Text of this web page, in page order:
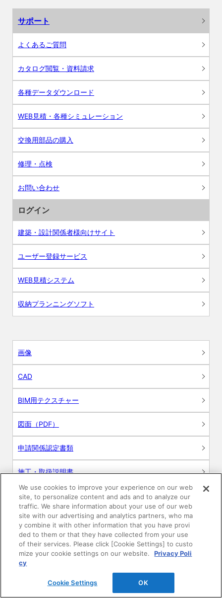
サポート
よくあるご質問
カタログ閲覧・資料請求
各種データダウンロード
WEB見積・各種シミュレーション
交換用部品の購入
修理・点検
お問い合わせ
ログイン
建築・設計関係者様向けサイト
ユーザー登録サービス
WEB見積システム
収納プランニングソフト
画像
CAD
BIM用テクスチャー
図面（PDF）
申請関係認定書類
施工・取扱説明書
動画
シミュレーションツール
24時間換気システム〈エアスマート〉
簡易設計見積ソフト
R&Dセンター環境測定・分析サービス
We use cookies to improve your experience on our web
site, to personalize content and ads and to analyze our
traffic. We share information about your use of our web
site with our advertising and analytics partners, who ma
y combine it with other information that you have provi
ded to them or that they have collected from your use
of their services. Please click [Cookie Settings] to custo
mize your cookie settings on our website.
Privacy Poli
cy
Cookie Settings OK